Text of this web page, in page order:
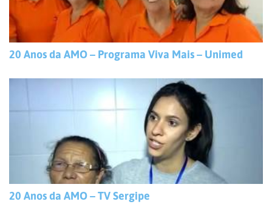
20 Anos da AMO – Programa Viva Mais – Unimed
20 Anos da AMO – TV Sergipe